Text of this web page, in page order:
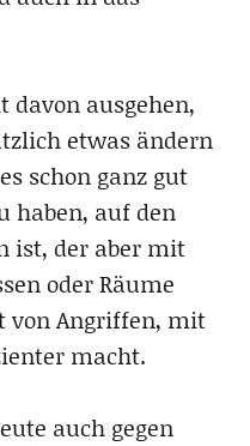
davon ausgehen,
etwas ändern
schon ganz gut
haben, auf den
ist, der aber mit
oder Räume
von Angriffen, mit
macht.
auch gegen